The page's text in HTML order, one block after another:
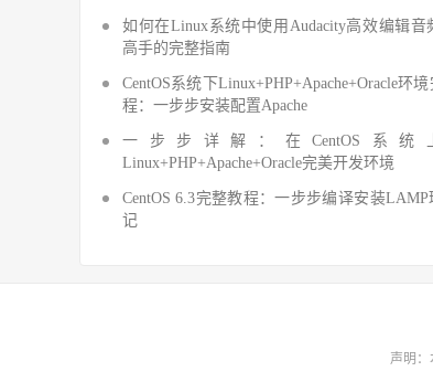
如何在Linux系统中使用Audacity高效编辑音
高手的完整指南
CentOS系统下Linux+PHP+Apache+Oracle环
程：一步步安装配置Apache
一步步详解：在CentOS系统
Linux+PHP+Apache+Oracle完美开发环境
CentOS 6.3完整教程：一步步编译安装
记
声明